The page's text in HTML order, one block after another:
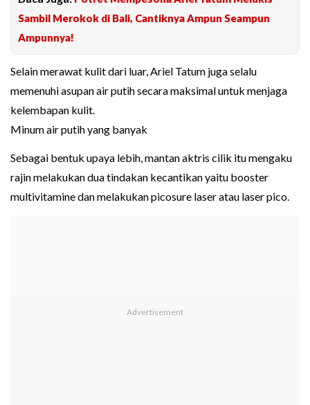
Sambil Merokok di Bali, Cantiknya Ampun Seampun
Ampunnya!
Selain merawat kulit dari luar, Ariel Tatum juga selalu
memenuhi asupan air putih secara maksimal untuk menjaga
kelembapan kulit.
Minum air putih yang banyak
Sebagai bentuk upaya lebih, mantan aktris cilik itu mengaku
rajin melakukan dua tindakan kecantikan yaitu booster
multivitamine dan melakukan picosure laser atau laser pico.